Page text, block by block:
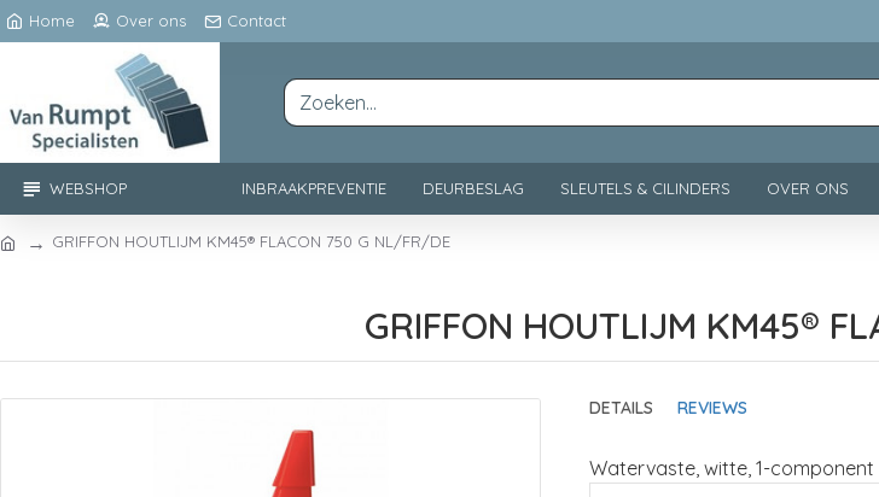
Home Over ons Contact
WEBSHOP INBRAAKPREVENTIE DEURBESLAG SLEUTELS & CILINDERS OVER ONS
GRIFFON HOUTLIJM KM45® FLACON 750 G NL/FR/DE
GRIFFON HOUTLIJM KM45®
DETAILS REVIEWS
Watervaste, witte, 1-component